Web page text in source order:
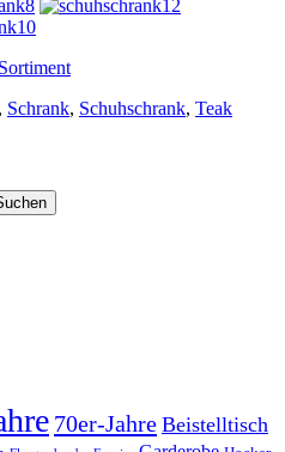
Sortiment
, Schrank, Schuhschrank, Teak
70er-Jahre Beistelltisch